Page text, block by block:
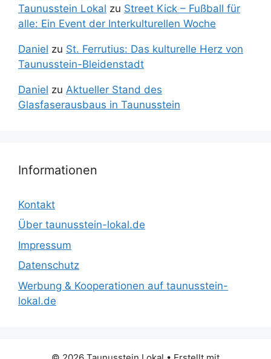
Taunusstein Lokal zu Street Kick – Fußball für
alle: Ein Event der Interkulturellen Woche
Daniel zu St. Ferrutius: Das kulturelle Herz von
Taunusstein-Bleidenstadt
Daniel zu Aktueller Stand des
Glasfaserausbaus in Taunusstein
Informationen
Kontakt
Über taunusstein-lokal.de
Impressum
Datenschutz
Werbung & Kooperationen auf taunusstein-
lokal.de